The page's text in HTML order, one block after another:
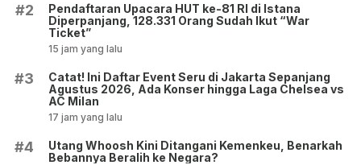
#2
Pendaftaran Upacara HUT ke-81 RI di Istana
Diperpanjang, 128.331 Orang Sudah Ikut “War
Ticket”
15 jam yang lalu
#3
Catat! Ini Daftar Event Seru di Jakarta Sepanjang
Agustus 2026, Ada Konser hingga Laga Chelsea vs
AC Milan
17 jam yang lalu
#4
Utang Whoosh Kini Ditangani Kemenkeu, Benarkah
Bebannya Beralih ke Negara?